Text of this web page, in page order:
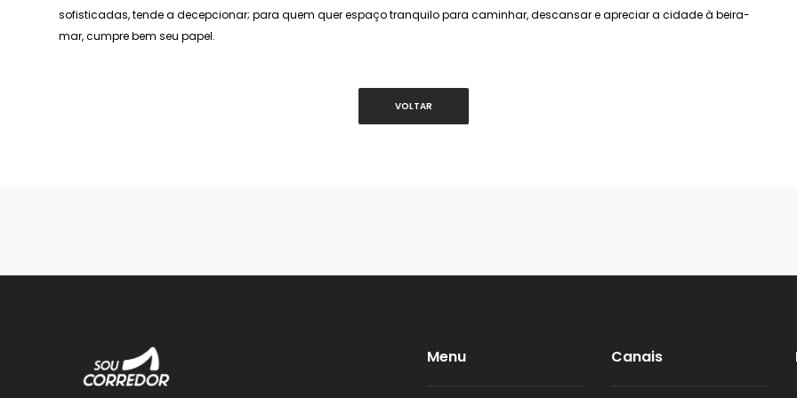
sofisticadas, tende a decepcionar; para quem quer espaço tranquilo para caminhar, descansar e apreciar a cidade à beira-
mar, cumpre bem seu papel.
VOLTAR
Menu Canais